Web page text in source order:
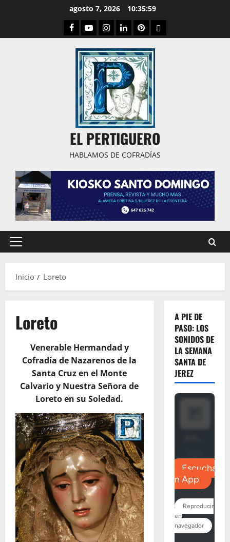
agosto 7, 2026 10:35:59
Facebook
YoutubeInstagram
LinkedPinterestDribbble
EL PERTIGUERO
HABLAMOS DE COFRADÍAS
Menú
Inicio
Loreto
Loreto
Venerable Hermandad y
Cofradía de Nazarenos de la
Santa Cruz en el Monte
Calvario y Nuestra Señora de
Loreto en su Soledad.
A PIE DE
PASO: LOS
SONIDOS DE
LA SEMANA
SANTA DE
JEREZ